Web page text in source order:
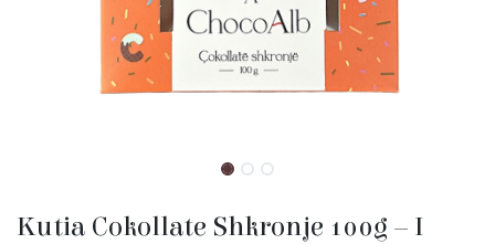
Kutia Cokollate Shkronje 100g – I